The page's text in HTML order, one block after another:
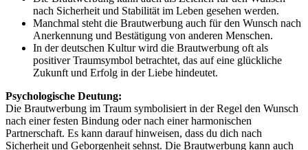
nach Sicherheit und Stabilität im Leben gesehen werden.
Manchmal steht die Brautwerbung auch für den Wunsch nach
Anerkennung und Bestätigung von anderen Menschen.
In der deutschen Kultur wird die Brautwerbung oft als
positiver Traumsymbol betrachtet, das auf eine glückliche
Zukunft und Erfolg in der Liebe hindeutet.
Psychologische Deutung:
Die Brautwerbung im Traum symbolisiert in der Regel den Wunsch
nach einer festen Bindung oder nach einer harmonischen
Partnerschaft. Es kann darauf hinweisen, dass du dich nach
Sicherheit und Geborgenheit sehnst. Die Brautwerbung kann auch